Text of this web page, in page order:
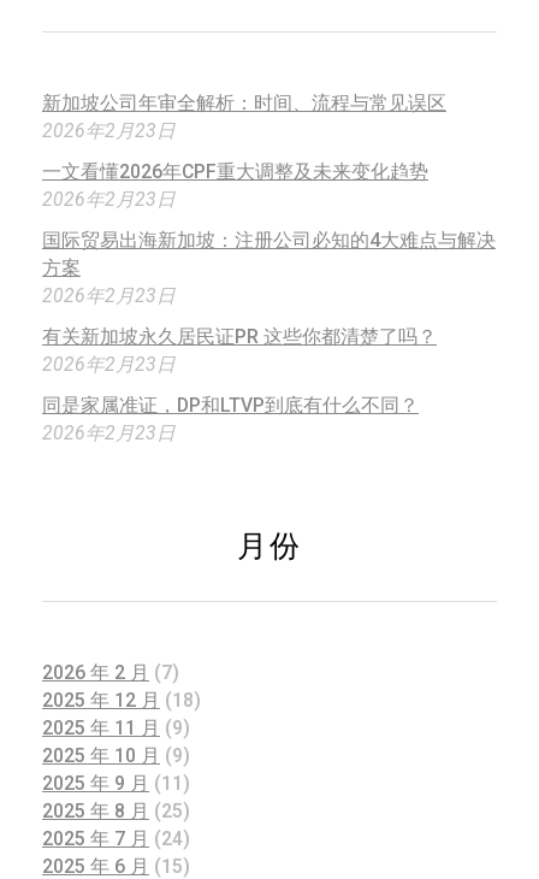
新加坡公司年审全解析：时间、流程与常见误区
2026年2月23日
一文看懂2026年CPF重大调整及未来变化趋势
2026年2月23日
国际贸易出海新加坡：注册公司必知的4大难点与解决
方案
2026年2月23日
有关新加坡永久居民证PR 这些你都清楚了吗？
2026年2月23日
同是家属准证，DP和LTVP到底有什么不同？
2026年2月23日
月份
2026 年 2 月 (7)
2025 年 12 月 (18)
2025 年 11 月 (9)
2025 年 10 月 (9)
2025 年 9 月 (11)
2025 年 8 月 (25)
2025 年 7 月 (24)
2025 年 6 月 (15)